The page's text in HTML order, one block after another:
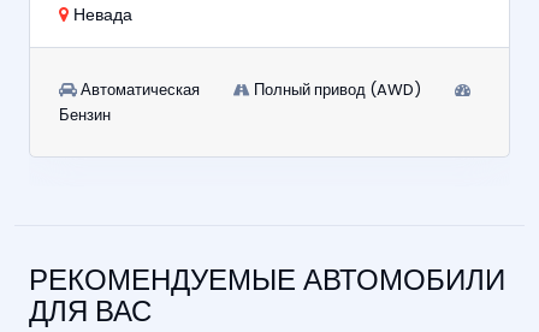
Невада
Автоматическая
Полный привод (AWD)
Бензин
РЕКОМЕНДУЕМЫЕ АВТОМОБИЛИ
ДЛЯ ВАС